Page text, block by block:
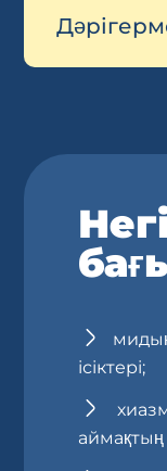
ісіктері;
аймақтың